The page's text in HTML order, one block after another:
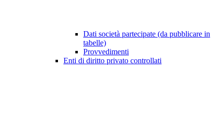
Dati società partecipate (da pubblicare in
tabelle)
Provvedimenti
Enti di diritto privato controllati